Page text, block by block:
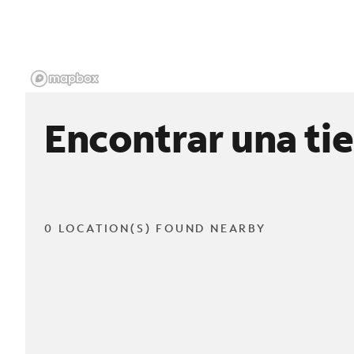
Encontrar una
0 LOCATION(S) FOUND NEARBY